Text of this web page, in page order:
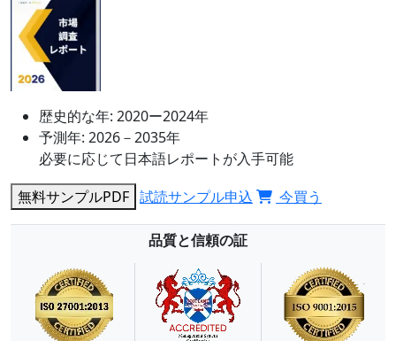
歴史的な年: 2020ー2024年
予測年: 2026－2035年
必要に応じて日本語レポートが入手可能
無料サンプルPDF 試読サンプル申込 今買う
品質と信頼の証